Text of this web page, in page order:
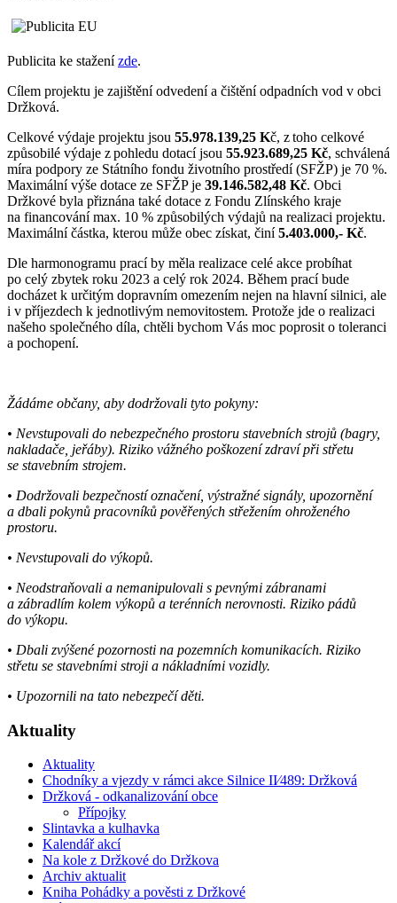
Publicita ke staženízde.
Cílem projektu je zajištění odvedení a čištění odpadních vod v obci
Držková.
Celkové výdaje projektu jsou 55.978.139,25 Kč, z toho celkové
způsobilé výdaje z pohledu dotací jsou 55.923.689,25 Kč, schválená
míra podpory ze Státního fondu životního prostředí (SFŽP) je 70 %.
Maximální výše dotace ze SFŽP je 39.146.582,48 Kč. Obci
Držkové byla přiznána také dotace z Fondu Zlínského kraje
na financování max. 10 % způsobilých výdajů na realizaci projektu.
Maximální částka, kterou může obec získat, činí5.403.000,- Kč.
Dle harmonogramu prací by měla realizace celé akce probíhat
po celý zbytek roku 2023 a celý rok 2024. Během prací bude
docházet k určitým dopravním omezením nejen na hlavní silnici, ale
i v příjezdech k jednotlivým nemovitostem. Protože jde o realizaci
našeho společného díla, chtěli bychom Vás moc poprosit o toleranci
a pochopení.
Žádáme občany, aby dodržovali tyto pokyny:
• Nevstupovali do nebezpečného prostoru stavebních strojů (bagry,
nakladače, jeřáby). Riziko vážného poškození zdraví při střetu
se stavebním strojem.
• Dodržovali bezpečností označení, výstražné signály, upozornění
a dbali pokynů pracovníků pověřených střežením ohroženého
prostoru.
• Nevstupovali do výkopů.
• Neodstraňovali a nemanipulovali s pevnými zábranami
a zábradlím kolem výkopů a terénních nerovnosti. Riziko pádů
do výkopu.
• Dbali zvýšené pozornosti na pozemních komunikacích. Riziko
střetu se stavebními stroji a nákladními vozidly.
• Upozornili na tato nebezpečí děti.
Aktuality
Aktuality
Chodníky a vjezdy v rámci akce Silnice II⁄489: Držková
Držková - odkanalizování obce
Přípojky
Slintavka a kulhavka
Kalendář akcí
Na kole z Držkové do Držkova
Archiv aktualit
Kniha Pohádky a pověsti z Držkové